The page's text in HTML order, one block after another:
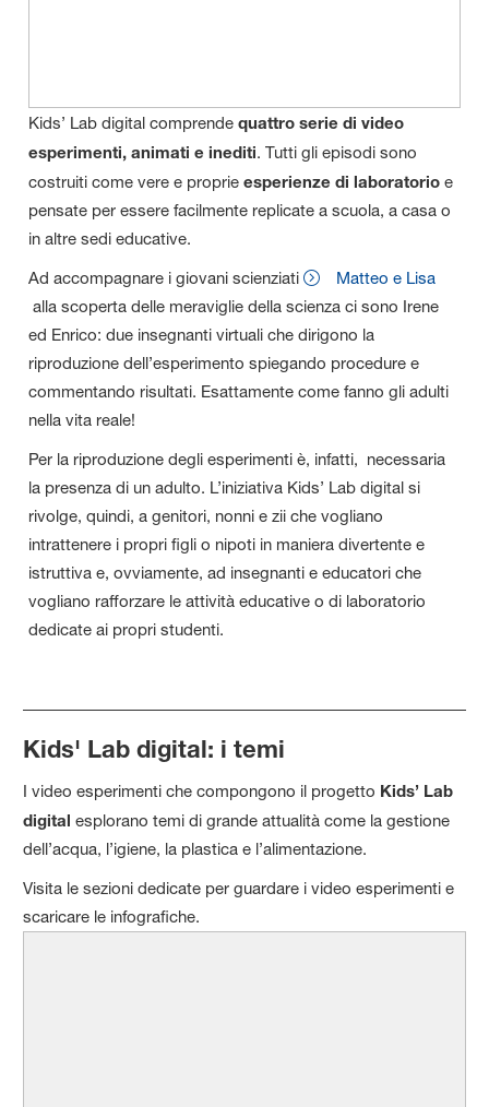
Kids’ Lab digital comprendequattro serie di video
esperimenti, animati e inediti. Tutti gli episodi sono
costruiti come vere e proprieesperienze di laboratorio e
pensate per essere facilmente replicate a scuola, a casa o
in altre sedi educative.
Ad accompagnare i giovani scienziati
Matteo e Lisa
alla scoperta delle meraviglie della scienza ci sono Irene
ed Enrico: due insegnanti virtuali che dirigono la
riproduzione dell’esperimento spiegando procedure e
commentando risultati. Esattamente come fanno gli adulti
nella vita reale!
Per la riproduzione degli esperimenti è, infatti, necessaria
la presenza di un adulto. L’iniziativa Kids’ Lab digital si
rivolge, quindi, a genitori, nonni e zii che vogliano
intrattenere i propri figli o nipoti in maniera divertente e
istruttiva e, ovviamente, ad insegnanti e educatori che
vogliano rafforzare le attività educative o di laboratorio
dedicate ai propri studenti.
Kids' Lab digital: i temi
I video esperimenti che compongono il progetto Kids’ Lab
digital esplorano temi di grande attualità come la gestione
dell’acqua, l’igiene, la plastica e l’alimentazione.
Visita le sezioni dedicate per guardare i video esperimenti e
scaricare le infografiche.